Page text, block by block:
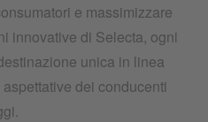
e massimizzare
innovative di Selecta, ogni
unica in linea
dei conducenti